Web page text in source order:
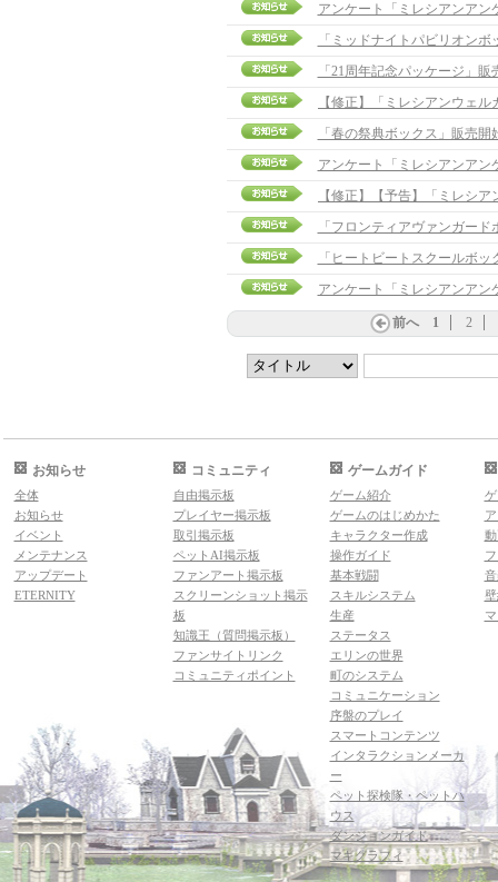
アンケート「ミレシアンアン
「ミッドナイトパビリオン
「21周年記念パッケージ」
「春の祭典ボックス」販売開
アンケート「ミレシアンアン
「フロンティアヴァンガー
「ヒートビートスクールボ
アンケート「ミレシアンアン
前へ 1 2
お知らせ
全体
お知らせ
イベント
メンテナンス
アップデート
ETERNITY
コミュニティ
自由掲示板
プレイヤー掲示板
取引掲示板
ペットAI掲示板
ファンアート掲示板
スクリーンショット掲示
板
知識王（質問掲示板）
ファンサイトリンク
コミュニティポイント
ゲームガイド
ゲーム紹介
ゲームのはじめかた
キャラクター作成
操作ガイド
基本戦闘
スキルシステム
生産
ステータス
エリンの世界
町のシステム
コミュニケーション
序盤のプレイ
スマートコンテンツ
インタラクションメーカ
ー
ペット探検隊・ペットハ
ウス
ダンジョンガイド
マギグラフィ